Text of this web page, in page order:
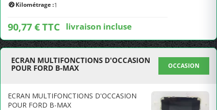
Kilométrage :1
90,77 € TTC livraison incluse
ECRAN MULTIFONCTIONS D'OCCASION
POUR FORD B-MAX
OCCASION
ECRAN MULTIFONCTIONS D'OCCASION
POUR FORD B-MAX